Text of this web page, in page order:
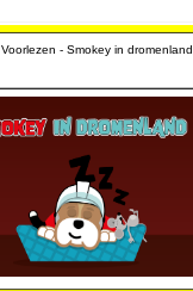
Voorlezen - Smokey in dromenland